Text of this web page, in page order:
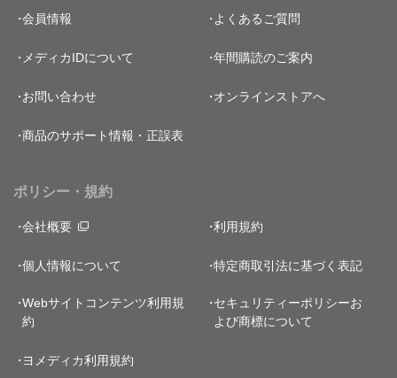
会員情報 よくあるご質問
メディカIDについて 年間購読のご案内
お問い合わせ オンラインストアへ
商品のサポート情報・正誤表
ポリシー・規約
会社概要 利用規約
個人情報について 特定商取引法に基づく表記
Webサイトコンテンツ利用規
約
セキュリティーポリシーお
よび商標について
ヨメディカ利用規約